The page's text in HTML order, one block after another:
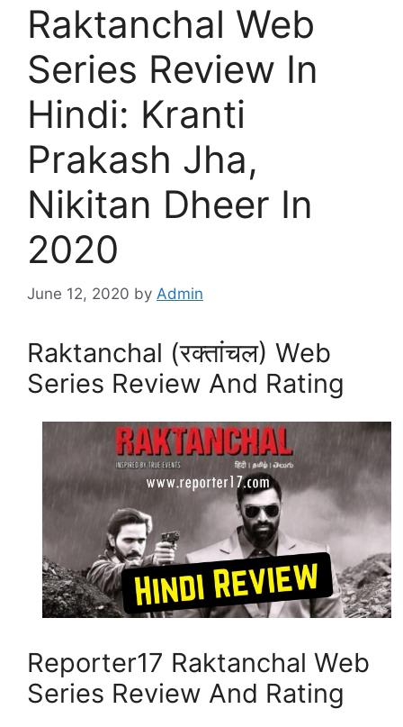
Raktanchal Web
Series Review In
Hindi: Kranti
Prakash Jha,
Nikitan Dheer In
2020
June 12, 2020 by Admin
Raktanchal (रक्तांचल) Web
Series Review And Rating
Reporter17 Raktanchal Web
Series Review And Rating